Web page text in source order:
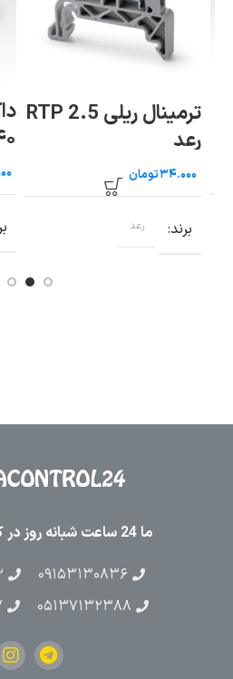
ترمینال ریلی RTP 2.5
رعد
تومان
برند رعد
ما 24 ساعت شبانه روز در کنار شما هستیم
۰۹۱۵۳۱۳۰۸۳۶
۰۵۱۳۷۱۳۲۳۸۸